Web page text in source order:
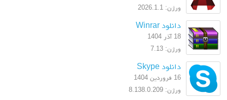
ورژن: 2026.1.1
دانلود Winrar
18 آذر 1404
ورژن: 7.13
دانلود Skype
16 فروردین 1404
ورژن: 8.138.0.209